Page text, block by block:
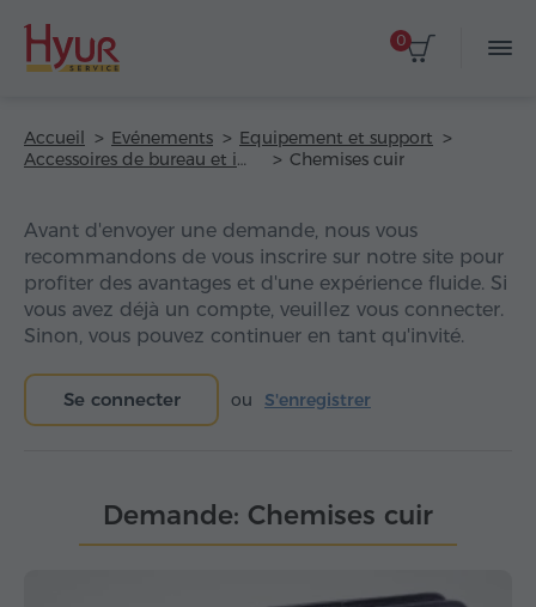
0
Accueil Evénements
Equipement et support
Accessoires de bureau et impression
Chemises cuir
Avant d'envoyer une demande, nous vous
recommandons de vous inscrire sur notre site pour
profiter des avantages et d'une expérience fluide. Si
vous avez déjà un compte, veuillez vous connecter.
Sinon, vous pouvez continuer en tant qu'invité.
Se connecter ou S'enregistrer
Demande: Chemises cuir